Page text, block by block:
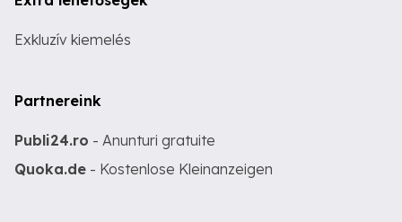
Exkluzív kiemelés
Partnereink
Publi24.ro - Anunturi gratuite
Quoka.de - Kostenlose Kleinanzeigen